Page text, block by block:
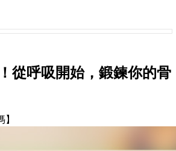
從呼吸開始，鍛鍊你的骨